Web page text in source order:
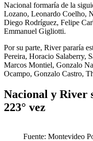
Nacional formaría de la
Lozano, Leonardo Coelho,
Diego Rodríguez, Felipe
Emmanuel Gigliotti.
Por su parte, River pararía
Pereira, Horacio Salaberry,
Marcos Montiel, Gonzalo
Ocampo, Gonzalo Castro,
Nacional y River
223° vez
Fuente: Montevideo